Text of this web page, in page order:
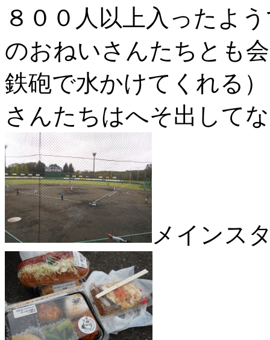
８００人以上入ったよ
のおねいさんたちとも
鉄砲で水かけてくれる
さんたちはへそ出して
メインス